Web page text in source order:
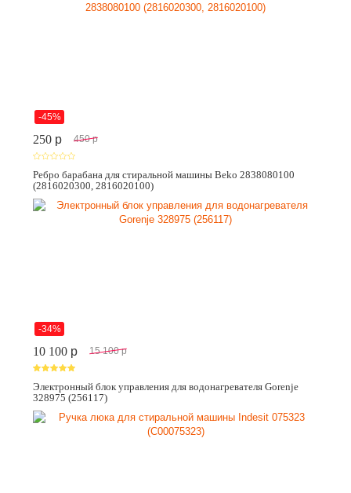
-45%
250 p 450 p
Ребро барабана для стиральной машины Beko 2838080100
(2816020300, 2816020100)
-34%
10 100 p 15 100 p
Электронный блок управления для водонагревателя Gorenje
328975 (256117)